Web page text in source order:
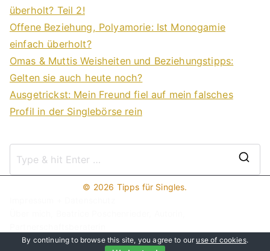
überholt? Teil 2!
Offene Beziehung, Polyamorie: Ist Monogamie
einfach überholt?
Omas & Muttis Weisheiten und Beziehungstipps:
Gelten sie auch heute noch?
Ausgetrickst: Mein Freund fiel auf mein falsches
Profil in der Singlebörse rein
© 2026 Tipps für Singles.
Hier werben!
By continuing to browse this site, you agree to our use of cookies.